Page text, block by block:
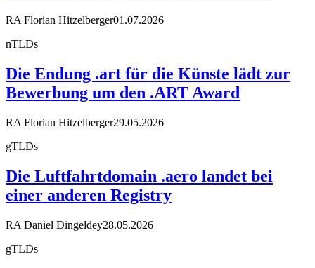
RA Florian Hitzelberger01.07.2026
nTLDs
Die Endung .art für die Künste lädt zur
Bewerbung um den .ART Award
RA Florian Hitzelberger29.05.2026
gTLDs
Die Luftfahrtdomain .aero landet bei
einer anderen Registry
RA Daniel Dingeldey28.05.2026
gTLDs